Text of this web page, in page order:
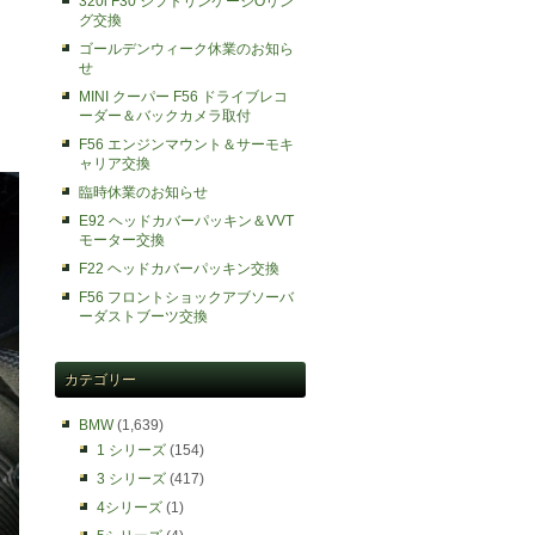
グ交換
ゴールデンウィーク休業のお知ら
せ
MINI クーパー F56 ドライブレコ
ーダー＆バックカメラ取付
F56 エンジンマウント＆サーモキ
ャリア交換
臨時休業のお知らせ
E92 ヘッドカバーパッキン＆VVT
モーター交換
F22 ヘッドカバーパッキン交換
F56 フロントショックアブソーバ
ーダストブーツ交換
カテゴリー
BMW(1,639)
1 シリーズ (154)
3 シリーズ (417)
4シリーズ (1)